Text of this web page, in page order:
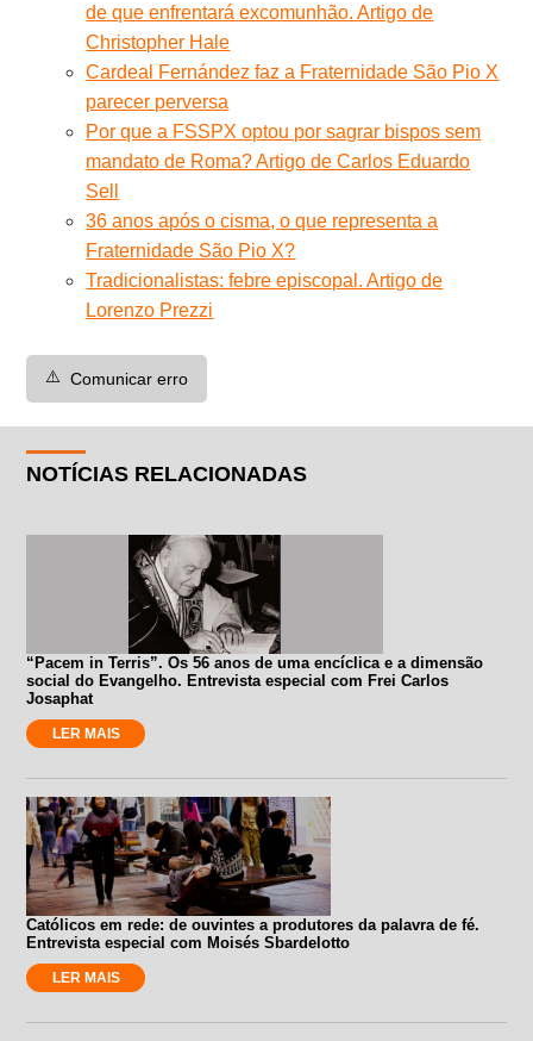
de que enfrentará excomunhão. Artigo de
Christopher Hale
Cardeal Fernández faz a Fraternidade São Pio X
parecer perversa
Por que a FSSPX optou por sagrar bispos sem
mandato de Roma? Artigo de Carlos Eduardo
Sell
36 anos após o cisma, o que representa a
Fraternidade São Pio X?
Tradicionalistas: febre episcopal. Artigo de
Lorenzo Prezzi
⚠️ Comunicar erro
NOTÍCIAS RELACIONADAS
“Pacem in Terris”. Os 56 anos de uma encíclica e a dimensão
social do Evangelho. Entrevista especial com Frei Carlos
Josaphat
LER MAIS
Católicos em rede: de ouvintes a produtores da palavra de fé.
Entrevista especial com Moisés Sbardelotto
LER MAIS